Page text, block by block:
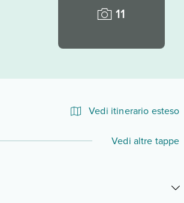
11
Vedi itinerario esteso
Espandi o chiudi
Vedi altre tappe